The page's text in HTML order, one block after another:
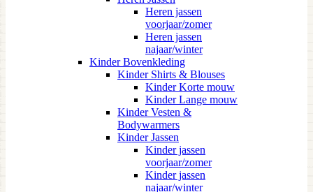
Heren jassen
voorjaar/zomer
Heren jassen
najaar/winter
Kinder Bovenkleding
Kinder Shirts & Blouses
Kinder Korte mouw
Kinder Lange mouw
Kinder Vesten &
Bodywarmers
Kinder Jassen
Kinder jassen
voorjaar/zomer
Kinder jassen
najaar/winter